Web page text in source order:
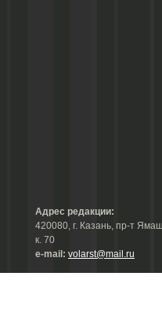
Адрес редакции:
420080, г. Казань, пр-т
к. 70
е-mail: volarst@mail.ru